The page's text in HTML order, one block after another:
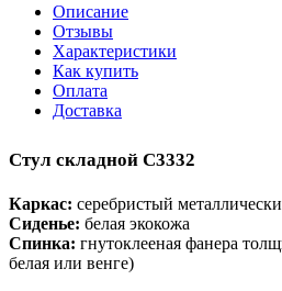
Описание
Отзывы
Характеристики
Как купить
Оплата
Доставка
Стул складной С3332
Каркас: серебристый
Сиденье: белая экокожа
Спинка: гнутоклееная фанера
белая или венге)